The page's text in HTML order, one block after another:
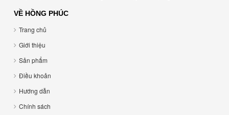
VỀ HỒNG PHÚC
Trang chủ
Giới thiệu
Sản phẩm
Điều khoản
Hướng dẫn
Chính sách